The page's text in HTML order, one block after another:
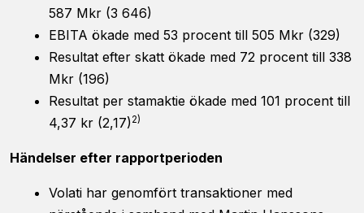
587 Mkr (3 646)
EBITA ökade med 53 procent till 505 Mkr (329)
Resultat efter skatt ökade med 72 procent till 338
Mkr (196)
Resultat per stamaktie ökade med 101 procent till
4,37 kr (2,17)2)
Händelser efter rapportperioden
Volati har genomfört transaktioner med
används.
Upplevelse
För att vår
bra som
under ditt